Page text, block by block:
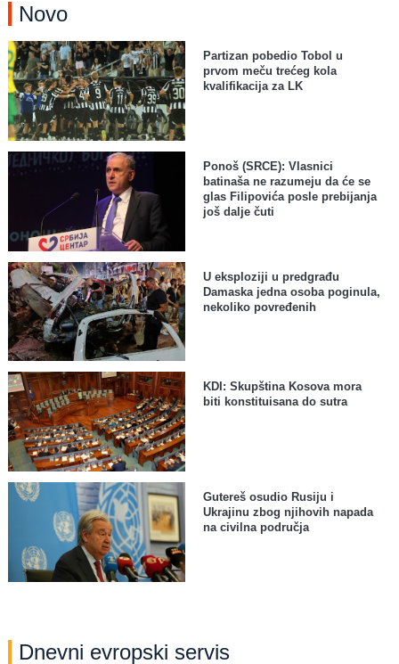
Novo
Partizan pobedio Tobol u
prvom meču trećeg kola
kvalifikacija za LK
Ponoš (SRCE): Vlasnici
batinaša ne razumeju da će se
glas Filipovića posle prebijanja
još dalje čuti
U eksploziji u predgrađu
Damaska jedna osoba poginula,
nekoliko povređenih
KDI: Skupština Kosova mora
biti konstituisana do sutra
Gutereš osudio Rusiju i
Ukrajinu zbog njihovih napada
na civilna područja
Dnevni evropski servis